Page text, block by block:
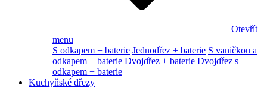
Otevřít
menu
S odkapem + baterie Jednodřez + baterie S vaničkou a
odkapem + baterie Dvojdřez + baterie Dvojdřez s
odkapem + baterie
Kuchyňské dřezy